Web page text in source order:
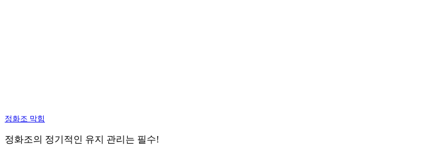
정화조 막힘
정화조의 정기적인 유지 관리는 필수!